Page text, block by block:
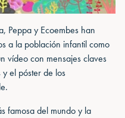
Peppa y Ecoembes han
a la población infantil como
vídeo con mensajes claves
el póster de los
famosa del mundo y la